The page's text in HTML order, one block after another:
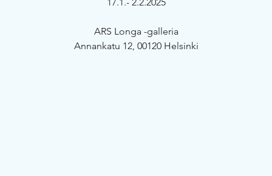
ARS Longa -galleria
Annankatu 12, 00120 Helsinki